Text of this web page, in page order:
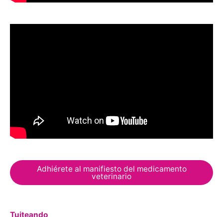
Adhiérete al manifiesto del medicamento
veterinario
Tuiteando